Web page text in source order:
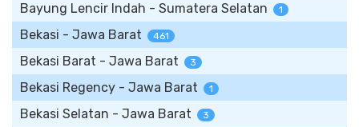
Bayung Lencir Indah - Sumatera Selatan 1
Bekasi - Jawa Barat 461
Bekasi Barat - Jawa Barat 3
Bekasi Regency - Jawa Barat 1
Bekasi Selatan - Jawa Barat 3